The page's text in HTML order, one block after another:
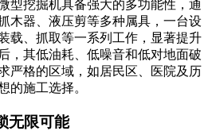
型挖掘机具备强大的多功能性，通
木器、液压剪等多种属具，一台设
载、抓取等一系列工作，显著提升
，其低油耗、低噪音和低对地面破
严格的区域，如居民区、医院及历
的施工选择。
无限可能